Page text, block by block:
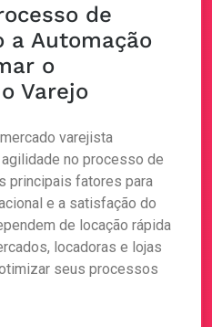
de
a Automação
o
Varejo
varejista
no processo de
principais fatores para
e a satisfação do
de locação rápida
locadoras e lojas
seus processos